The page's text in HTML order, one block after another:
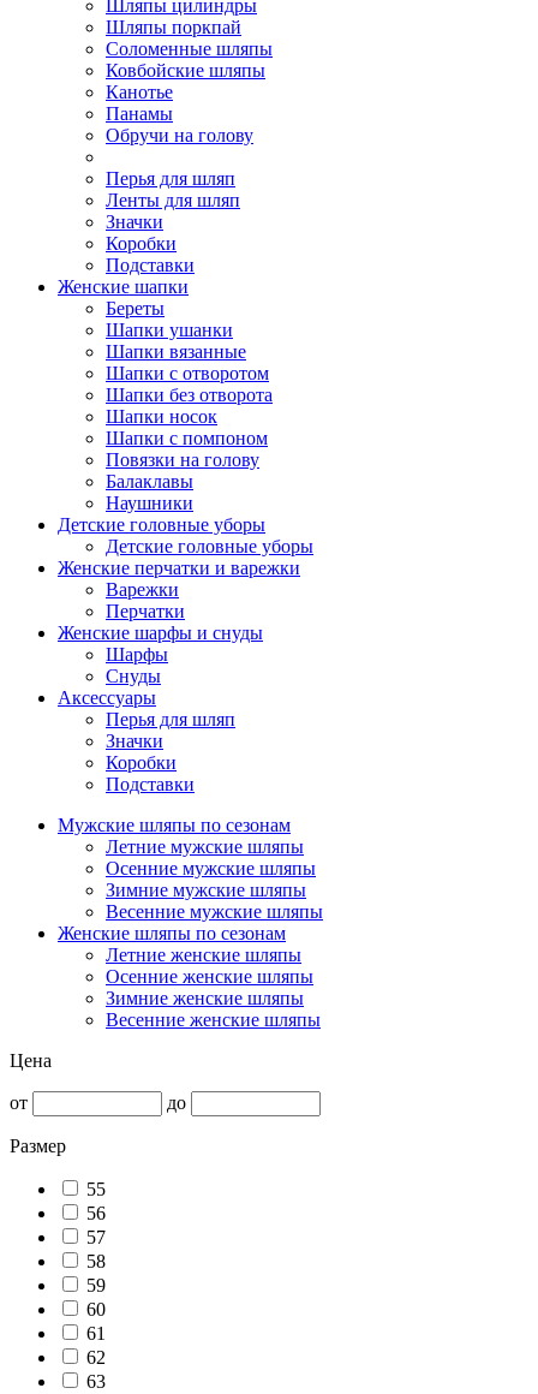
Шляпы цилиндры
Шляпы поркпай
Соломенные шляпы
Ковбойские шляпы
Канотье
Панамы
Обручи на голову
Перья для шляп
Ленты для шляп
Значки
Коробки
Подставки
Женские шапки
Береты
Шапки ушанки
Шапки вязанные
Шапки с отворотом
Шапки без отворота
Шапки носок
Шапки с помпоном
Повязки на голову
Балаклавы
Наушники
Детские головные уборы
Детские головные уборы
Женские перчатки и варежки
Варежки
Перчатки
Женские шарфы и снуды
Шарфы
Снуды
Аксессуары
Перья для шляп
Значки
Коробки
Подставки
Мужские шляпы по сезонам
Летние мужские шляпы
Осенние мужские шляпы
Зимние мужские шляпы
Весенние мужские шляпы
Женские шляпы по сезонам
Летние женские шляпы
Осенние женские шляпы
Зимние женские шляпы
Весенние женские шляпы
Цена
от до
Размер
55
56
57
58
59
60
61
62
63